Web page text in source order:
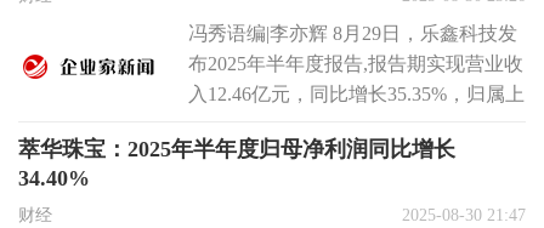
冯秀语编|李亦辉 8月29日，乐鑫科技发
布2025年半年度报告,报告期实现营业收
入12.46亿元，同比增长35.35%，归属上
萃华珠宝：2025年半年度归母净利润同比增长
34.40%
财经 2025-08-30 21:47